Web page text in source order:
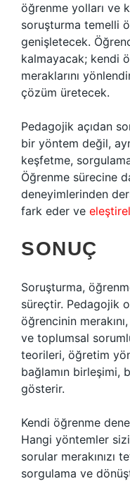
öğrenme yolları ve
soruşturma temelli
genişletecek.
kalmayacak; kendi
meraklarını
çözüm üretecek.
Pedagojik açıdan
bir yöntem değil,
keşfetme,
Öğrenme sürecine
deneyimlerinden
fark eder ve
SONUÇ
Soruşturma,
süreçtir. Pedagojik
öğrencinin
ve toplumsal
teorileri, öğretim
bağlamın birleşimi,
gösterir.
Kendi öğrenme
Hangi yöntemler
sorular merakınızı
sorgulama ve